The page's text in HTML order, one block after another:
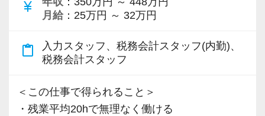
Q. 当事務所を選んだ理由は？
A. 幅広い業務を経験できる点に魅力を感じ、入
所を決めました。
A. さまざまな業務を任せてもらえるので、以前
より成長スピードが上がったと感じています。
currency_yen
月給 ：25万円 ～ 32万円
content_paste
入力スタッフ、税務会計スタッフ(内勤)、
税務会計スタッフ
＜この仕事で得られること＞
・残業平均20hで無理なく働ける